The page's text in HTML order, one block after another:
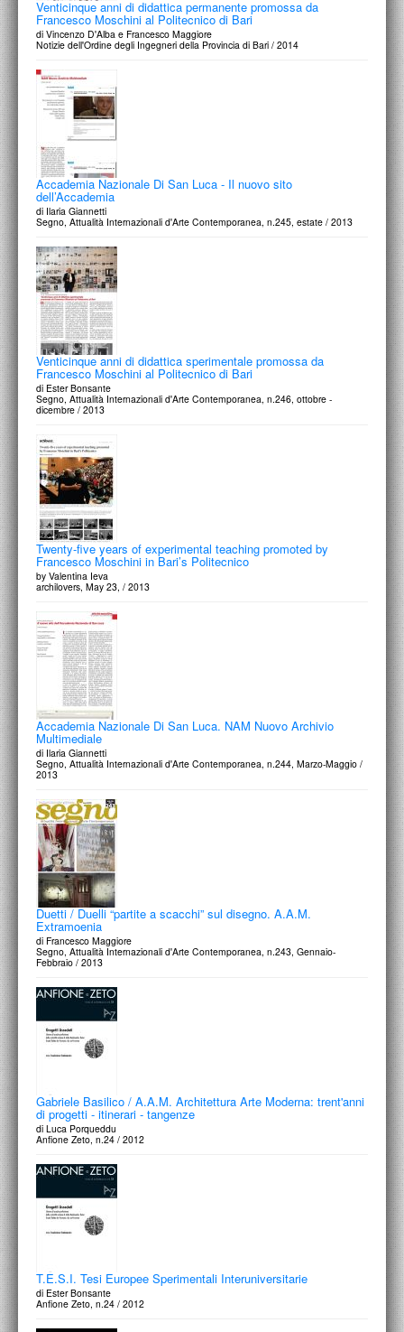
Venticinque anni di didattica permanente promossa da
Francesco Moschini al Politecnico di Bari
di Vincenzo D'Alba e Francesco Maggiore
Notizie dell'Ordine degli Ingegneri della Provincia di Bari / 2014
Accademia Nazionale Di San Luca - Il nuovo sito
dell’Accademia
di Ilaria Giannetti
Segno, Attualità Internazionali d'Arte Contemporanea, n.245, estate / 2013
Venticinque anni di didattica sperimentale promossa da
Francesco Moschini al Politecnico di Bari
di Ester Bonsante
Segno, Attualità Internazionali d'Arte Contemporanea, n.246, ottobre -
dicembre / 2013
Twenty-five years of experimental teaching promoted by
Francesco Moschini in Bari’s Politecnico
by Valentina Ieva
archilovers, May 23, / 2013
Accademia Nazionale Di San Luca. NAM Nuovo Archivio
Multimediale
di Ilaria Giannetti
Segno, Attualità Internazionali d'Arte Contemporanea, n.244, Marzo-Maggio /
2013
Duetti / Duelli “partite a scacchi” sul disegno. A.A.M.
Extramoenia
di Francesco Maggiore
Segno, Attualità Internazionali d'Arte Contemporanea, n.243, Gennaio-
Febbraio / 2013
Gabriele Basilico / A.A.M. Architettura Arte Moderna: trent'anni
di progetti - itinerari - tangenze
di Luca Porqueddu
Anfione Zeto, n.24 / 2012
T.E.S.I. Tesi Europee Sperimentali Interuniversitarie
di Ester Bonsante
Anfione Zeto, n.24 / 2012